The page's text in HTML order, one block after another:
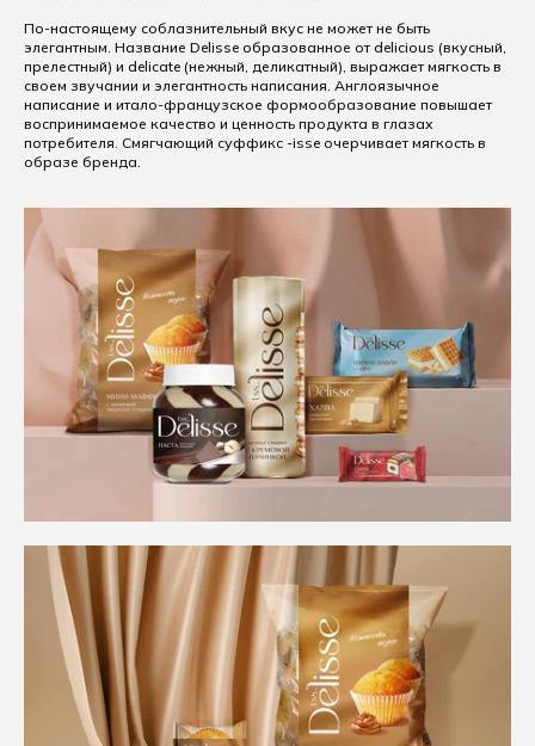
По-настоящему соблазнительный вкус не может не быть
элегантным. Название Delisse образованное от delicious (вкусный,
прелестный) и delicate (нежный, деликатный), выражает мягкость в
своем звучании и элегантность написания. Англоязычное
написание и итало-французское формообразование повышает
воспринимаемое качество и ценность продукта в глазах
потребителя. Смягчающий суффикс -isse очерчивает мягкость в
образе бренда.